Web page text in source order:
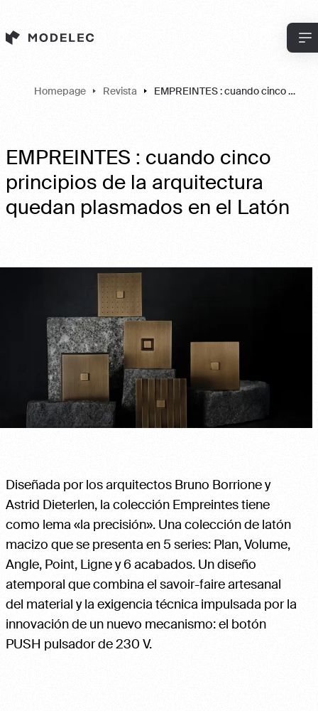
Homepage Revista EMPREINTES : cuando cinco principios de la arquitectura quedan plasmados en el Latón
EMPREINTES : cuando cinco
principios de la arquitectura
quedan plasmados en el Latón
Diseñada por los arquitectos Bruno Borrione y
Astrid Dieterlen, la colección Empreintes tiene
como lema «la precisión». Una colección de latón
macizo que se presenta en 5 series: Plan, Volume,
Angle, Point, Ligne y 6 acabados. Un diseño
atemporal que combina el savoir-faire artesanal
del material y la exigencia técnica impulsada por la
innovación de un nuevo mecanismo: el botón
PUSH pulsador de 230 V.